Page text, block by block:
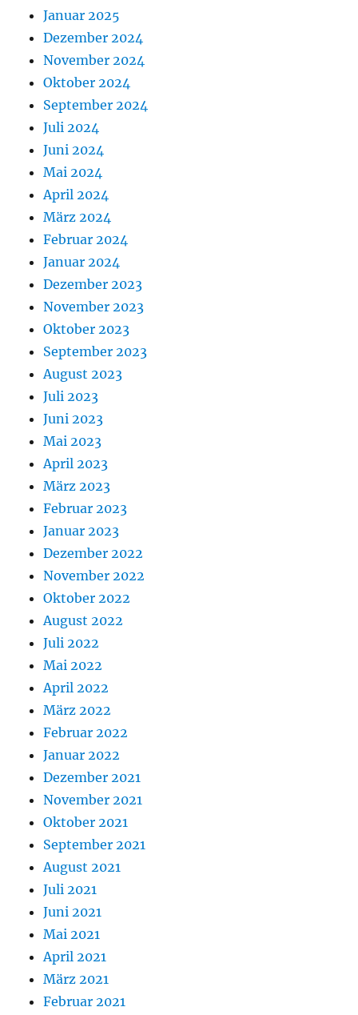
Januar 2025
Dezember 2024
November 2024
Oktober 2024
September 2024
Juli 2024
Juni 2024
Mai 2024
April 2024
März 2024
Februar 2024
Januar 2024
Dezember 2023
November 2023
Oktober 2023
September 2023
August 2023
Juli 2023
Juni 2023
Mai 2023
April 2023
März 2023
Februar 2023
Januar 2023
Dezember 2022
November 2022
Oktober 2022
August 2022
Juli 2022
Mai 2022
April 2022
März 2022
Februar 2022
Januar 2022
Dezember 2021
November 2021
Oktober 2021
September 2021
August 2021
Juli 2021
Juni 2021
Mai 2021
April 2021
März 2021
Februar 2021